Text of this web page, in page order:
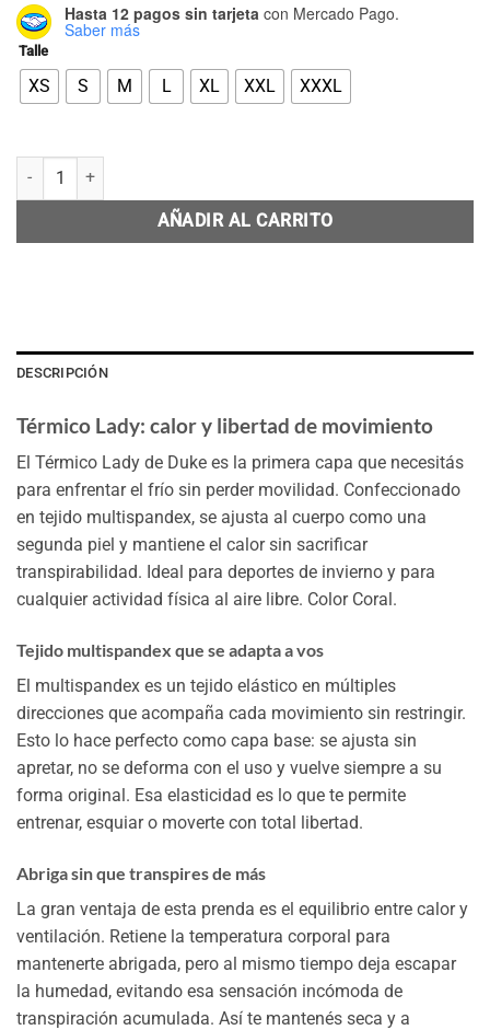
Hasta 12 pagos sin tarjeta con Mercado Pago.
Saber más
Talle
XS S M L XL XXL XXXL
Térmico Lady Coral cantidad
AÑADIR AL CARRITO
DESCRIPCIÓN
Térmico Lady: calor y libertad de movimiento
El Térmico Lady de Duke es la primera capa que necesitás
para enfrentar el frío sin perder movilidad. Confeccionado
en tejido multispandex, se ajusta al cuerpo como una
segunda piel y mantiene el calor sin sacrificar
transpirabilidad. Ideal para deportes de invierno y para
cualquier actividad física al aire libre. Color Coral.
Tejido multispandex que se adapta a vos
El multispandex es un tejido elástico en múltiples
direcciones que acompaña cada movimiento sin restringir.
Esto lo hace perfecto como capa base: se ajusta sin
apretar, no se deforma con el uso y vuelve siempre a su
forma original. Esa elasticidad es lo que te permite
entrenar, esquiar o moverte con total libertad.
Abriga sin que transpires de más
La gran ventaja de esta prenda es el equilibrio entre calor y
ventilación. Retiene la temperatura corporal para
mantenerte abrigada, pero al mismo tiempo deja escapar
la humedad, evitando esa sensación incómoda de
transpiración acumulada. Así te mantenés seca y a